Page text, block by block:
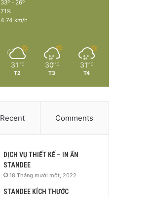
33º - 26º
71%
4.74 km/h
31 ℃
T2
30 ℃
T3
31 ℃
T4
Recent Comments
DỊCH VỤ THIẾT KẾ – IN ẤN
STANDEE
18 Tháng mười một, 2022
STANDEE KÍCH THƯỚC